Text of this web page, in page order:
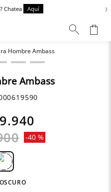
Chatea Aquí ›
Hombre Ambass
Ambass
.940
-40 %